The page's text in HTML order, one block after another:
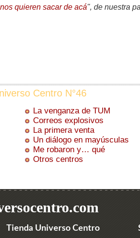
quieren sacar de acá", de nuestra
Centro N°46
La venganza de TUM
Correos explosivos
La primera venta
Un diálogo en mayúsculas
Me robaron y… qué
Otros centros
Tienda Universo Centro